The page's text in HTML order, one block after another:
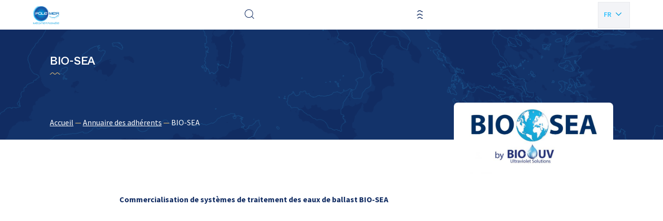
FR
BIO-SEA
Accueil —Annuaire des adhérents —BIO-SEA
Commercialisation de systèmes de traitement des eaux de ballast BIO-SEA
Panneau de gestion des cookies